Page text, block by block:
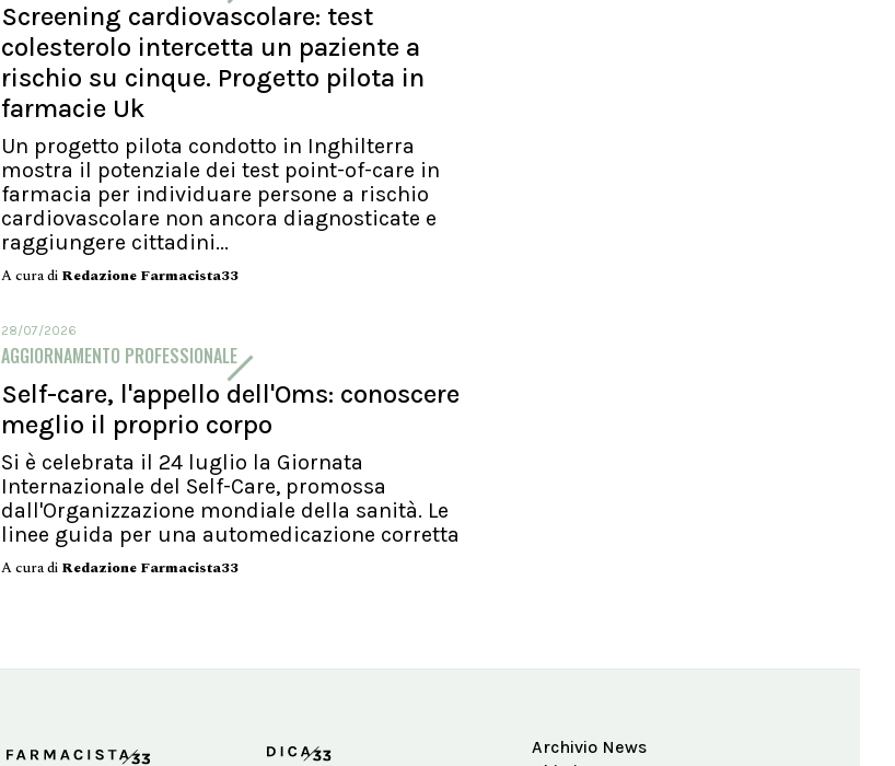
Screening cardiovascolare: test
colesterolo intercetta un paziente a
rischio su cinque. Progetto pilota in
farmacie Uk
Un progetto pilota condotto in Inghilterra
mostra il potenziale dei test point-of-care in
farmacia per individuare persone a rischio
cardiovascolare non ancora diagnosticate e
raggiungere cittadini...
A cura di Redazione Farmacista33
28/07/2026
AGGIORNAMENTO PROFESSIONALE
Self-care, l'appello dell'Oms: conoscere
meglio il proprio corpo
Si è celebrata il 24 luglio la Giornata
Internazionale del Self-Care, promossa
dall'Organizzazione mondiale della sanità. Le
linee guida per una automedicazione corretta
A cura di Redazione Farmacista33
Archivio News